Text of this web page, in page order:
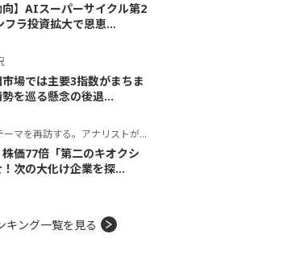
向】AIスーパーサイクル第2
ラ投資拡大で恩恵...
市場では主要3指数がまちま
を巡る懸念の後退...
を再訪する。アナリストが読み解くテーマの本質
株価77倍「第二のキオクシ
次の大化け企業を探...
キング一覧を見る